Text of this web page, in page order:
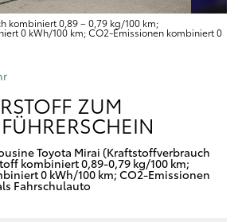
kombiniert 0,89 – 0,79 kg/100 km;
0 kWh/100 km; CO2-Emissionen kombiniert 0
ZUM
Toyota Mirai (Kraftstoffverbrauch
kombiniert 0,89-0,79 kg/100 km;
0 kWh/100 km; CO2-Emissionen
Fahrschulauto